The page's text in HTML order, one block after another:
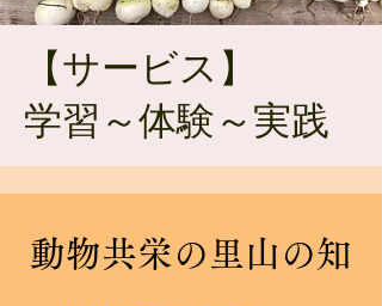
​​【サービス】
学習～体験～実践
​動物共栄の里山の知